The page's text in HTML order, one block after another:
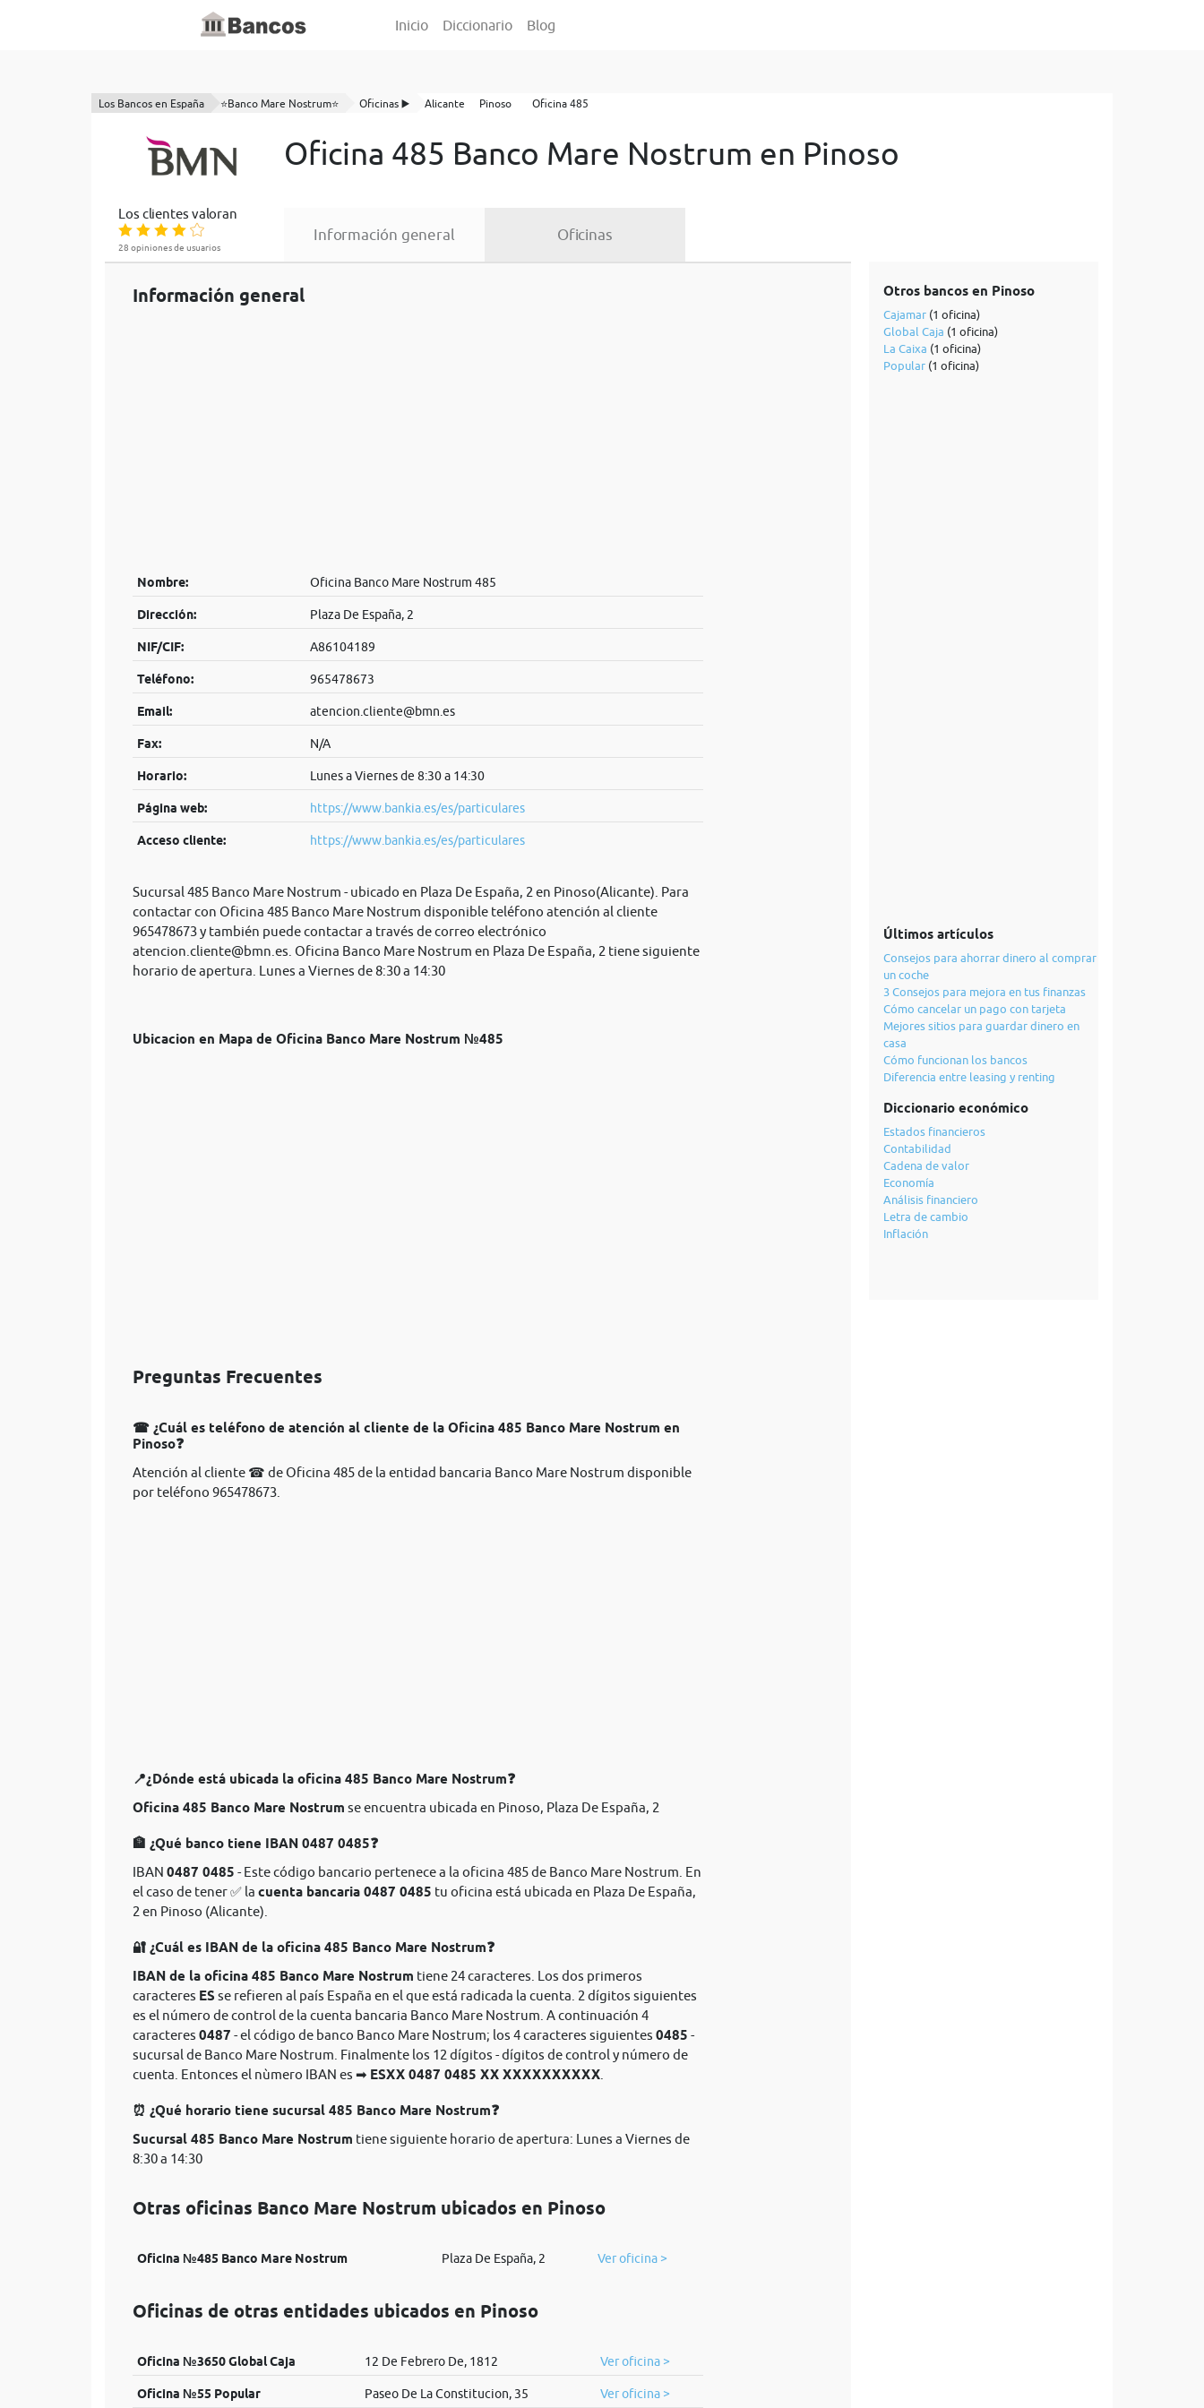
Inicio Diccionario Blog
Los Bancos en España ⭐Banco Mare Nostrum⭐ Oficinas ▶️ Alicante Pinoso Oficina 485
Oficina 485 Banco Mare Nostrum en Pinoso
Los clientes valoran
28 opiniones de usuarios
Información general Oficinas
Información general
Nombre: Oficina Banco Mare Nostrum 485
Dirección: Plaza De España, 2
NIF/CIF: A86104189
Teléfono: 965478673
Email: atencion.cliente@bmn.es
Fax: N/A
Horario: Lunes a Viernes de 8:30 a 14:30
Página web: https://www.bankia.es/es/particulares
Acceso cliente: https://www.bankia.es/es/particulares
Sucursal 485 Banco Mare Nostrum - ubicado en Plaza De España, 2 en Pinoso(Alicante). Para
contactar con Oficina 485 Banco Mare Nostrum disponible teléfono atención al cliente
965478673 y también puede contactar a través de correo electrónico
atencion.cliente@bmn.es . Oficina Banco Mare Nostrum en Plaza De España, 2 tiene siguiente
horario de apertura. Lunes a Viernes de 8:30 a 14:30
Ubicacion en Mapa de Oficina Banco Mare Nostrum №485
Preguntas Frecuentes
☎ ¿Cuál es teléfono de atención al cliente de la Oficina 485 Banco Mare Nostrum en
Pinoso❓
Atención al cliente ☎ de Oficina 485 de la entidad bancaria Banco Mare Nostrum disponible
por teléfono 965478673.
📍¿Dónde está ubicada la oficina 485 Banco Mare Nostrum❓
Oficina 485 Banco Mare Nostrum se encuentra ubicada en Pinoso, Plaza De España, 2
🏦 ¿Qué banco tiene IBAN 0487 0485❓
IBAN 0487 0485 - Este código bancario pertenece a la oficina 485 de Banco Mare Nostrum. En
el caso de tener ✅ la cuenta bancaria 0487 0485 tu oficina está ubicada en Plaza De España,
2 en Pinoso (Alicante).
🔐 ¿Cuál es IBAN de la oficina 485 Banco Mare Nostrum❓
IBAN de la oficina 485 Banco Mare Nostrum tiene 24 caracteres. Los dos primeros
caracteres ES se refieren al país España en el que está radicada la cuenta. 2 dígitos siguientes
es el número de control de la cuenta bancaria Banco Mare Nostrum. A continuación 4
caracteres 0487 - el código de banco Banco Mare Nostrum; los 4 caracteres siguientes 0485 -
sucursal de Banco Mare Nostrum. Finalmente los 12 dígitos - dígitos de control y número de
cuenta. Entonces el nùmero IBAN es ➡ ESXX 0487 0485 XX XXXXXXXXXX
⏰ ¿Qué horario tiene sucursal 485 Banco Mare Nostrum❓
Sucursal 485 Banco Mare Nostrum tiene siguiente horario de apertura: Lunes a Viernes de
8:30 a 14:30
Otras oficinas Banco Mare Nostrum ubicados en Pinoso
Oficina №485 Banco Mare Nostrum Plaza De España, 2 Ver oficina >
Oficinas de otras entidades ubicados en Pinoso
Oficina №3650 Global Caja 12 De Febrero De, 1812 Ver oficina >
Oficina №55 Popular Paseo De La Constitucion, 35 Ver oficina >
Otros bancos en Pinoso
Cajamar(1 oficina)
Global Caja (1 oficina)
La Caixa (1 oficina)
Popular(1 oficina)
Últimos artículos
Consejos para ahorrar dinero al comprar
un coche
3 Consejos para mejora en tus finanzas
Cómo cancelar un pago con tarjeta
Mejores sitios para guardar dinero en
casa
Cómo funcionan los bancos
Diferencia entre leasing y renting
Diccionario económico
Estados financieros
Contabilidad
Cadena de valor
Economía
Análisis financiero
Letra de cambio
Inflación